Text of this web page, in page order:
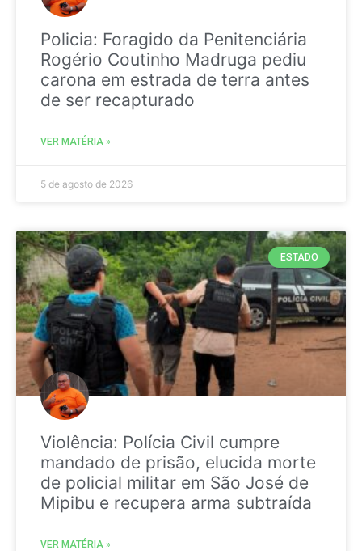
Policia: Foragido da Penitenciária
Rogério Coutinho Madruga pediu
carona em estrada de terra antes
de ser recapturado
VER MATÉRIA »
5 de agosto de 2026
ESTADO
Violência: Polícia Civil cumpre
mandado de prisão, elucida morte
de policial militar em São José de
Mipibu e recupera arma subtraída
VER MATÉRIA »